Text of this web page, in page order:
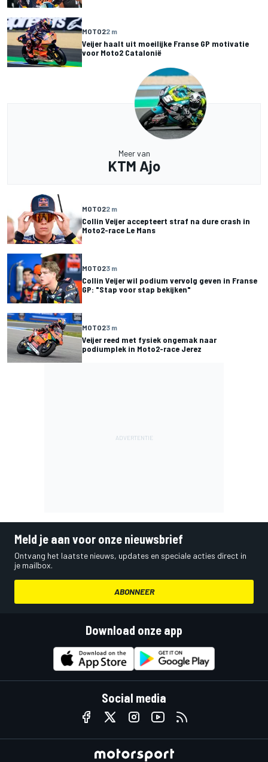
MOTO22 m
Veijer haalt uit moeilijke Franse GP motivatie
voor Moto2 Catalonië
Meer van
KTM Ajo
MOTO22 m
Collin Veijer accepteert straf na dure crash in
Moto2-race Le Mans
MOTO23 m
Collin Veijer wil podium vervolg geven in Franse
GP: "Stap voor stap bekijken"
MOTO23 m
Veijer reed met fysiek ongemak naar
podiumplek in Moto2-race Jerez
Meld je aan voor onze nieuwsbrief
Ontvang het laatste nieuws, updates en speciale acties direct in
je mailbox.
ABONNEER
Download onze app
Social media